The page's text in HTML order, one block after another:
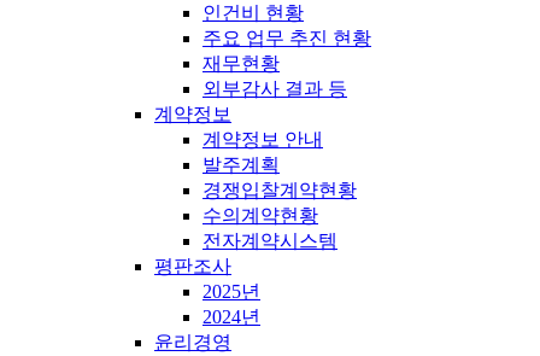
인건비 현황
주요 업무 추진 현황
재무현황
외부감사 결과 등
계약정보
계약정보 안내
발주계획
경쟁입찰계약현황
수의계약현황
전자계약시스템
평판조사
2025년
2024년
윤리경영